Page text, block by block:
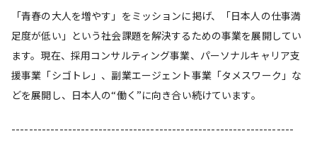
「青春の大人を増やす」をミッションに掲げ、「日本人の仕事満
足度が低い」という社会課題を解決するための事業を展開してい
ます。現在、採用コンサルティング事業、パーソナルキャリア支
援事業「シゴトレ」、副業エージェント事業「タメスワーク」な
どを展開し、日本人の“働く”に向き合い続けています。
-----------------------------------------------------------------